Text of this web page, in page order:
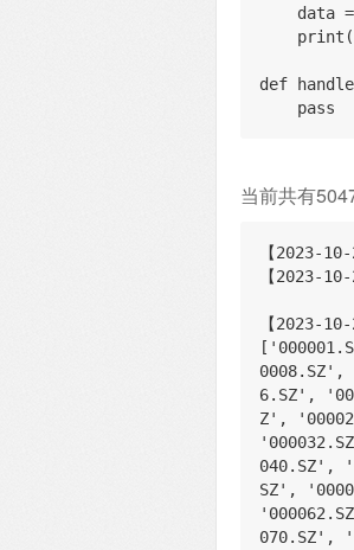
def
    pass
当前共有
【2023-
【2023-
【2023-
[
0008.SZ',
6.SZ',
Z',
040.SZ',
SZ',
070.SZ',